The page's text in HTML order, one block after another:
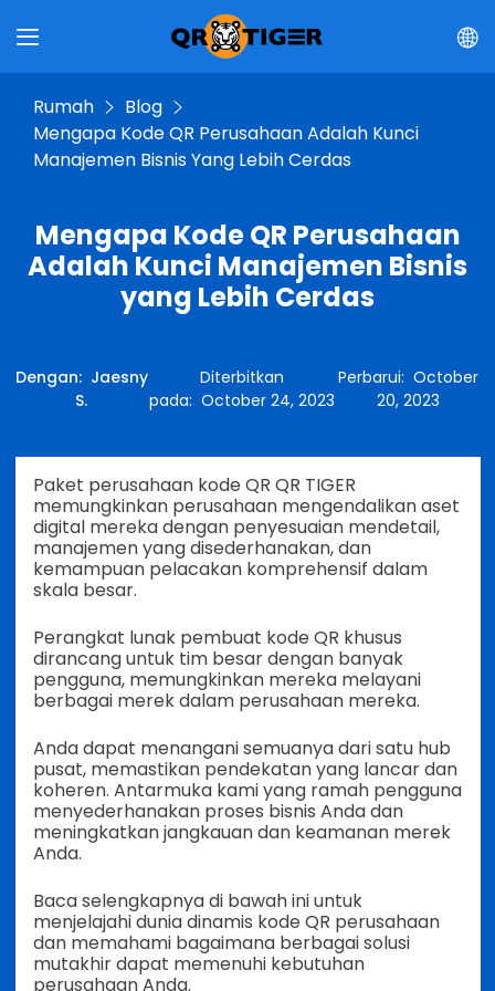
Rumah
Blog
Mengapa Kode QR Perusahaan Adalah Kunci
Manajemen Bisnis Yang Lebih Cerdas
Mengapa Kode QR Perusahaan
Adalah Kunci Manajemen Bisnis
yang Lebih Cerdas
Dengan: Jaesny
S.
Diterbitkan
pada:October 24, 2023
Perbarui:October
20, 2023
Paket perusahaan kode QR QR TIGER
memungkinkan perusahaan mengendalikan aset
digital mereka dengan penyesuaian mendetail,
manajemen yang disederhanakan, dan
kemampuan pelacakan komprehensif dalam
skala besar.
Perangkat lunak pembuat kode QR khusus
dirancang untuk tim besar dengan banyak
pengguna, memungkinkan mereka melayani
berbagai merek dalam perusahaan mereka.
Anda dapat menangani semuanya dari satu hub
pusat, memastikan pendekatan yang lancar dan
koheren. Antarmuka kami yang ramah pengguna
menyederhanakan proses bisnis Anda dan
meningkatkan jangkauan dan keamanan merek
Anda.
Baca selengkapnya di bawah ini untuk
menjelajahi dunia dinamis kode QR perusahaan
dan memahami bagaimana berbagai solusi
mutakhir dapat memenuhi kebutuhan
perusahaan Anda.